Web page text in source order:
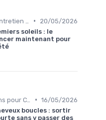
•
20/05/2026
soleils : le
maintenant pour
• 16/05/2026
boucles : sortir
sans y passer des